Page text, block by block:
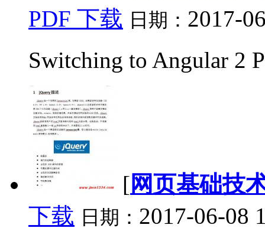
PDF 下载 日期： 2017-
Switching to Angular 2
[ 网页基础技
下载 日期： 2017-06-08